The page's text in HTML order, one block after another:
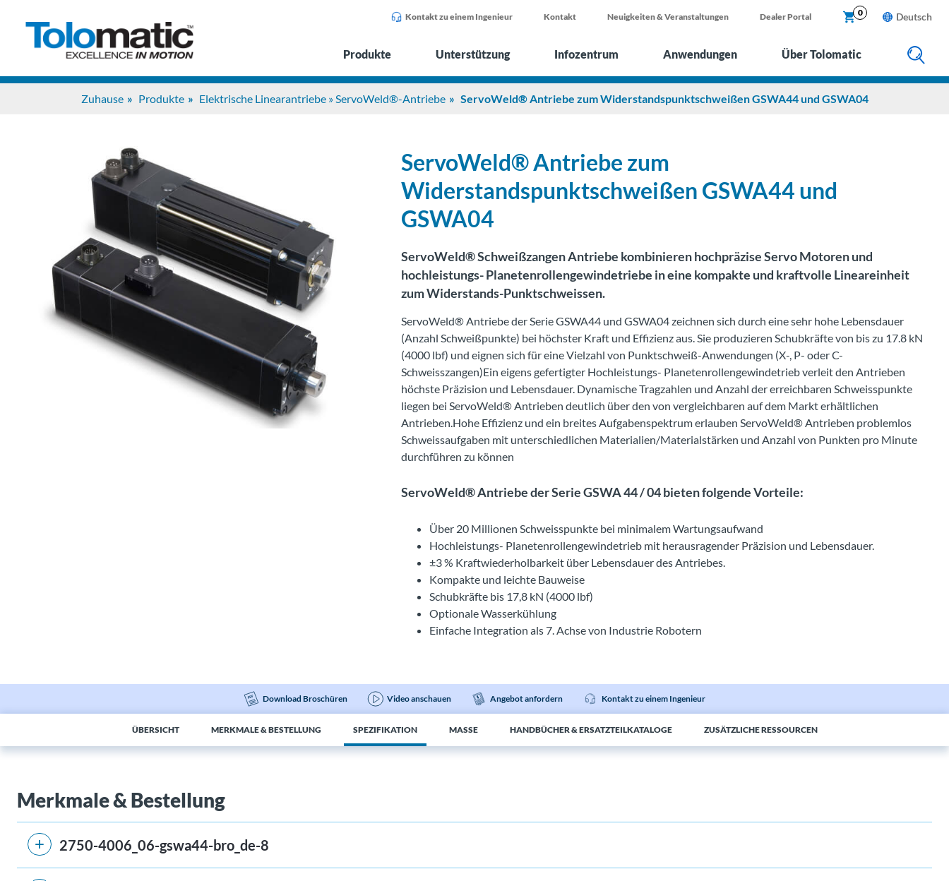
X
Kontakt zu einem Ingenieur Kontakt Neuigkeiten & Veranstaltungen Dealer Portal 0 Deutsch
Produkte Unterstützung Infozentrum Anwendungen Über Tolomatic
Zuhause Produkte Elektrische Linearantriebe » ServoWeld®-Antriebe ServoWeld® Antriebe zum Widerstandspunktschweißen GSWA44 und GSWA04
ServoWeld® Antriebe zum
Widerstandspunktschweißen GSWA44 und
GSWA04
ServoWeld® Schweißzangen Antriebe kombinieren hochpräzise Servo Motoren und
hochleistungs- Planetenrollengewindetriebe in eine kompakte und kraftvolle Lineareinheit
zum Widerstands-Punktschweissen.
ServoWeld® Antriebe der Serie GSWA44 und GSWA04 zeichnen sich durch eine sehr hohe Lebensdauer
(Anzahl Schweißpunkte) bei höchster Kraft und Effizienz aus. Sie produzieren Schubkräfte von bis zu 17.8 kN
(4000 lbf) und eignen sich für eine Vielzahl von Punktschweiß-Anwendungen (X-, P- oder C-
Schweisszangen)Ein eigens gefertigter Hochleistungs- Planetenrollengewindetrieb verleit den Antrieben
höchste Präzision und Lebensdauer. Dynamische Tragzahlen und Anzahl der erreichbaren Schweisspunkte
liegen bei ServoWeld® Antrieben deutlich über den von vergleichbaren auf dem Markt erhältlichen
Antrieben.Hohe Effizienz und ein breites Aufgabenspektrum erlauben ServoWeld® Antrieben problemlos
Schweissaufgaben mit unterschiedlichen Materialien/Materialstärken und Anzahl von Punkten pro Minute
durchführen zu können
ServoWeld® Antriebe der Serie GSWA 44 / 04 bieten folgende Vorteile:
Über 20 Millionen Schweisspunkte bei minimalem Wartungsaufwand
Hochleistungs- Planetenrollengewindetrieb mit herausragender Präzision und Lebensdauer.
±3 % Kraftwiederholbarkeit über Lebensdauer des Antriebes.
Kompakte und leichte Bauweise
Schubkräfte bis 17,8 kN (4000 lbf)
Optionale Wasserkühlung
Einfache Integration als 7. Achse von Industrie Robotern
Download Broschüren Video anschauen Angebot anfordern Kontakt zu einem Ingenieur
ÜBERSICHT MERKMALE & BESTELLUNG SPEZIFIKATION MASSE HANDBÜCHER & ERSATZTEILKATALOGE ZUSÄTZLICHE RESSOURCEN
Merkmale & Bestellung
2750-4006_06-gswa44-bro_de-8